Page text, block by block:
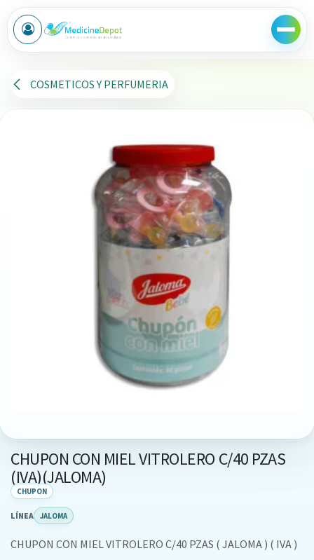
Ir al contenido
COSMETICOS Y PERFUMERIA
CHUPON CON MIEL VITROLERO C/40 PZAS
(IVA)(JALOMA)
CHUPON
LÍNEA JALOMA
CHUPON CON MIEL VITROLERO C/40 PZAS ( JALOMA ) ( IVA )